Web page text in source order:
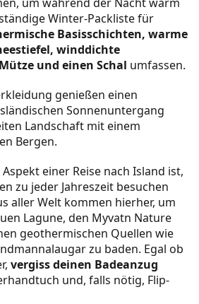
Winter-Packliste für
Basisschichten, warme
winddichte
und einen Schal umfassen.
einer Reise nach Island ist,
zu jeder Jahreszeit besuchen
aller Welt kommen hierher, um
Lagune, den Myvatn Nature
geothermischen Quellen wie
zu baden. Egal ob
vergiss deinen Badeanzug
und, falls nötig, Flip-